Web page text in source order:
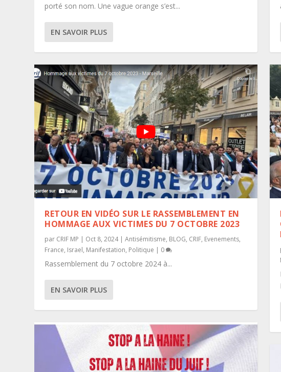
LISTE DES RASSEMBLEMENTS POUR SARAH
Posté par CRIF MP|Avr 24, 2021
BELLE ET HEUREUSE ANNÉE 2021!
Israel ,Manifestation,Politique
porté son nom. Une vague orange s’est...
EN SAVOIR PLUS
RETOUR EN VIDÉO SUR LE RASSEMBLEMENT EN
HOMMAGE AUX VICTIMES DU 7 OCTOBRE 2023
par CRIF MP | Oct 8, 2024|Antisémitisme, BLOG, CRIF, Evenements,
France, Israel, Manifestation, Politique | 0
Rassemblement du 7 octobre 2024 à...
EN SAVOIR PLUS